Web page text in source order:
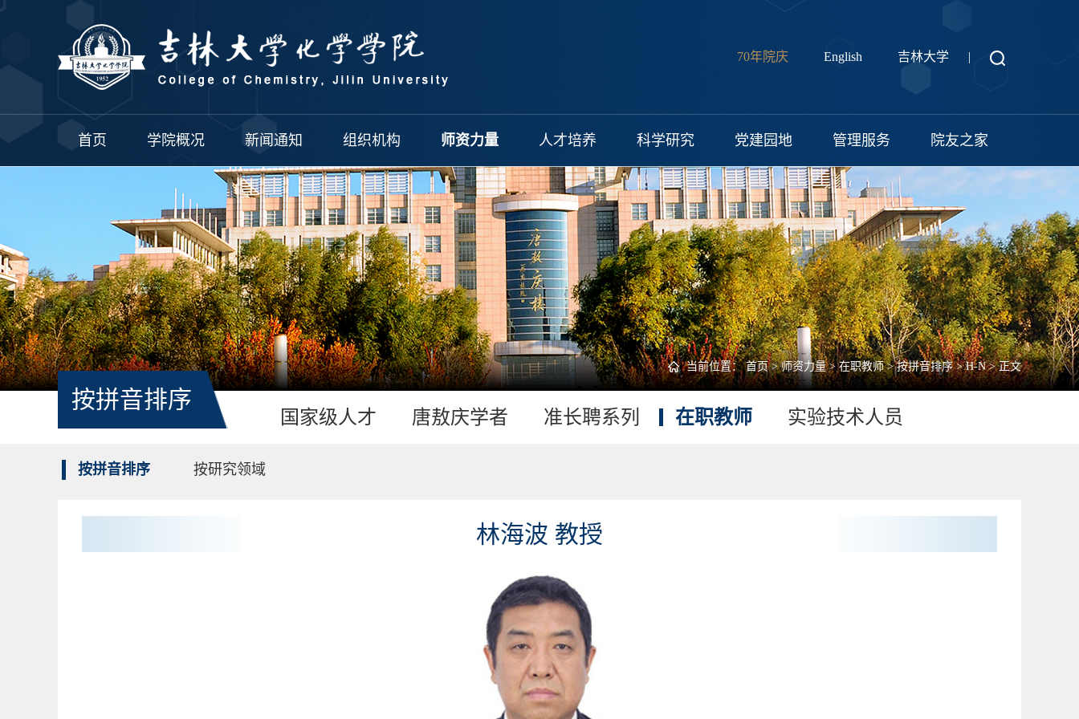
70年院庆 English 吉林大学 |
首页 学院概况 新闻通知 组织机构 师资力量 人才培养 科学研究 党建园地 管理服务 院友之家
当前位置：首页>师资力量>在职教师>按拼音排序>H-N> 正文
按拼音排序
国家级人才 唐敖庆学者 准长聘系列 在职教师
按拼音排序 按研究领域
实验技术人员
林海波 教授